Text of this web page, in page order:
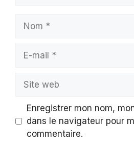
Nom
Site
Enregistrer mon nom,
dans le navigateur pour
commentaire.